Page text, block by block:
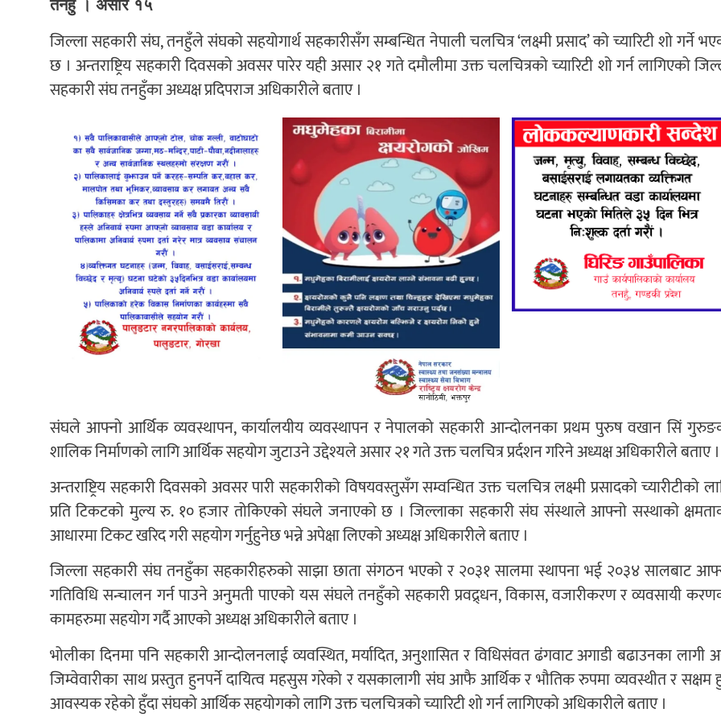
तनहुँ । असार १५
जिल्ला सहकारी संघ, तनहुँले संघको सहयोगार्थ सहकारीसँग सम्बन्धित नेपाली चलचित्र ‘लक्ष्मी प्रसाद’ को च्यारिटी शो गर्ने
छ । अन्तराष्ट्रिय सहकारी दिवसको अवसर पारेर यही असार २१ गते दमौलीमा उक्त चलचित्रको च्यारिटी शो गर्न लागिएको
सहकारी संघ तनहुँका अध्यक्ष प्रदिपराज अधिकारीले बताए ।
संघले आफ्नो आर्थिक व्यवस्थापन, कार्यालयीय व्यवस्थापन र नेपालको सहकारी आन्दोलनका प्रथम पुरुष वखान सिं
शालिक निर्माणको लागि आर्थिक सहयोग जुटाउने उद्देश्यले असार २१ गते उक्त चलचित्र प्रर्दशन गरिने अध्यक्ष अधिकारीले बताए ।
अन्तराष्ट्रिय सहकारी दिवसको अवसर पारी सहकारीको विषयवस्तुसँग सम्वन्धित उक्त चलचित्र लक्ष्मी प्रसादको च्यारीटीको
प्रति टिकटको मुल्य रु. १० हजार तोकिएको संघले जनाएको छ । जिल्लाका सहकारी संघ संस्थाले आफ्नो सस्थाको
आधारमा टिकट खरिद गरी सहयोग गर्नुहुनेछ भन्ने अपेक्षा लिएको अध्यक्ष अधिकारीले बताए ।
जिल्ला सहकारी संघ तनहुँका सहकारीहरुको साझा छाता संगठन भएको र २०३१ सालमा स्थापना भई २०३४ सालबाट
गतिविधि सन्चालन गर्न पाउने अनुमती पाएको यस संघले तनहुँको सहकारी प्रवद्र्धन, विकास, वजारीकरण र व्यवसायी
कामहरुमा सहयोग गर्दै आएको अध्यक्ष अधिकारीले बताए ।
भोलीका दिनमा पनि सहकारी आन्दोलनलाई व्यवस्थित, मर्यादित, अनुशासित र विधिसंवत ढंगवाट अगाडी बढाउनका लागी
जिम्वेवारीका साथ प्रस्तुत हुनपर्ने दायित्व महसुस गरेको र यसकालागी संघ आफै आर्थिक र भौतिक रुपमा व्यवस्थीत र सक्षम
आवस्यक रहेको हुँदा संघको आर्थिक सहयोगको लागि उक्त चलचित्रको च्यारिटी शो गर्न लागिएको अधिकारीले बताए ।